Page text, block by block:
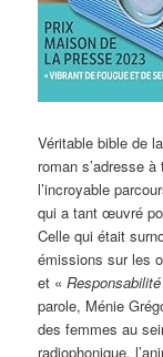
Véritable bible de
roman s’adresse
l’incroyable
qui a tant œuvré
Celle qui était
émissions sur les
et «
parole, Ménie
des femmes au
radiophonique,